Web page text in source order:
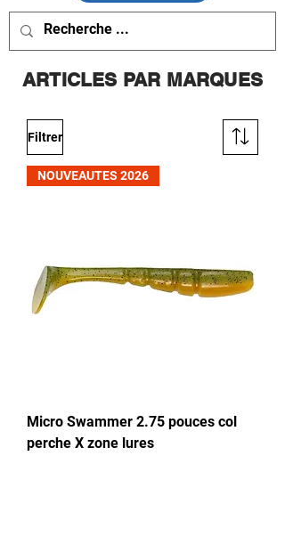
ARTICLES PAR MARQUES
Filtrer
NOUVEAUTES 2026
Micro Swammer 2.75 pouces col
perche X zone lures